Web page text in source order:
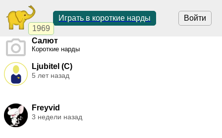
1969
Войти
Играть в короткие нарды
Салют
Короткие нарды
Ljubitel (C)
5 лет назад
Freyvid
3 недели назад